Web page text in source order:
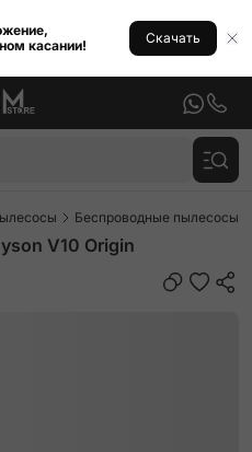
касании!
Скачать
Беспроводные пылесосы
V10 Origin